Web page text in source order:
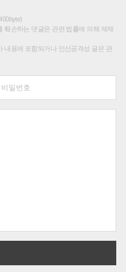
훼손하는 댓글은 관련 법률에 의해 제재
내용에 포함되거나 인신공격성 글은 관